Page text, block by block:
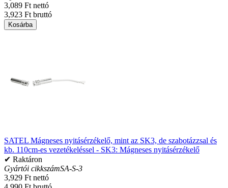
3,089 Ft nettó
3,923 Ft bruttó
Kosárba
SATEL Mágneses nyitásérzékelő, mint az SK3, de szabotázzsal és
kb. 110cm-es vezetékeléssel - SK3: Mágneses nyitásérzékelő
✔ Raktáron
Gyártói cikkszámSA-S-3
3,929 Ft nettó